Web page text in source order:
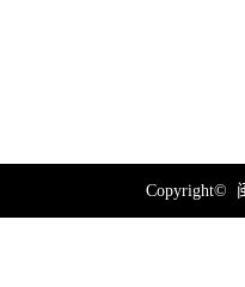
Copyright©